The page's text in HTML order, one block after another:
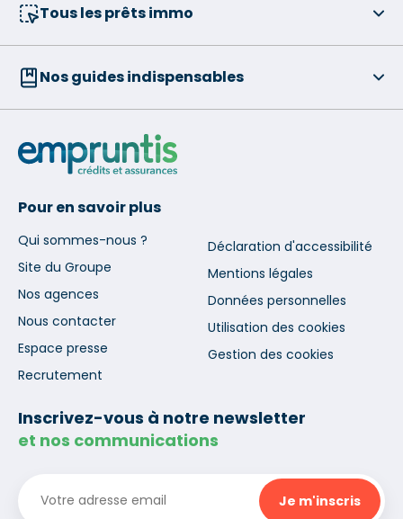
Tous les prêts immo
Nos guides indispensables
Pour en savoir plus
Qui sommes-nous ?
Site du Groupe
Nos agences
Nous contacter
Espace presse
Recrutement
Déclaration d'accessibilité
Mentions légales
Données personnelles
Utilisation des cookies
Gestion des cookies
Inscrivez-vous à notre newsletter
et nos communications